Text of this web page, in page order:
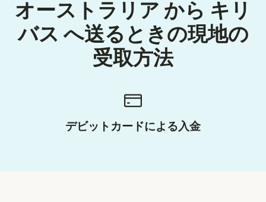
オーストラリア から キリ
バス へ送るときの現地の
受取方法
デビットカードによる入金